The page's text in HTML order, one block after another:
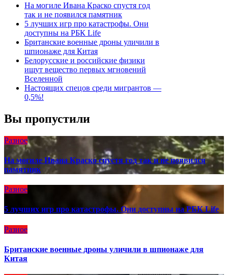
На могиле Ивана Краско спустя год
так и не появился памятник
5 лучших игр про катастрофы. Они
доступны на РБК Life
Британские военные дроны уличили в
шпионаже для Китая
Белорусские и российские физики
ищут вещество первых мгновений
Вселенной
Настоящих спецов среди мигрантов —
0,5%!
Вы пропустили
Разное
На могиле Ивана Краско спустя год так и не появился
памятник
Разное
5 лучших игр про катастрофы. Они доступны на РБК Life
Разное
Британские военные дроны уличили в шпионаже для
Китая